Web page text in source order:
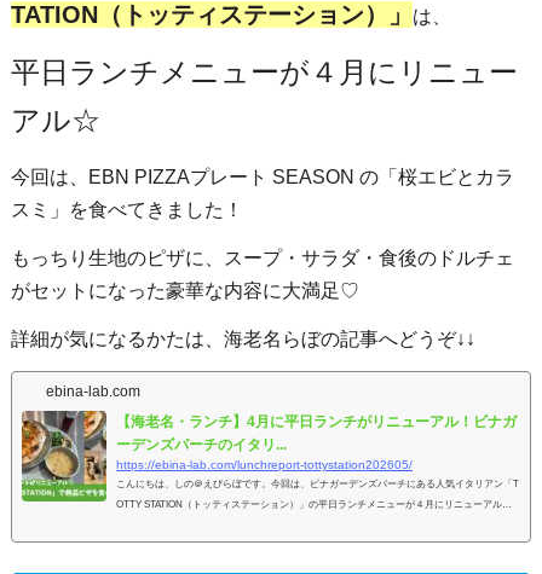
TATION（トッティステーション）」
は、
平日ランチメニューが４月にリニュー
アル☆
今回は、EBN PIZZAプレート SEASON の「桜エビとカラ
スミ」を食べてきました！
もっちり生地のピザに、スープ・サラダ・食後のドルチェ
がセットになった豪華な内容に大満足♡
詳細が気になるかたは、海老名らぼの記事へどうぞ↓↓
ebina-lab.com
【海老名・ランチ】4月に平日ランチがリニューアル！ビナガ
ーデンズパーチのイタリ...
https://ebina-lab.com/lunchreport-tottystation202605/
こんにちは、しの＠えびらぼです。今回は、ビナガーデンズパーチにある人気イタリアン「T
OTTY STATION（トッティステーション）」の平日ランチメニューが４月にリニューアルし